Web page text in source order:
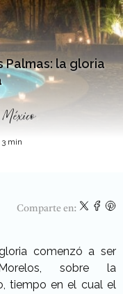
Palmas: la gloria
3 min
Comparte en:
comenzó a ser
sobre la
tiempo en el cual el